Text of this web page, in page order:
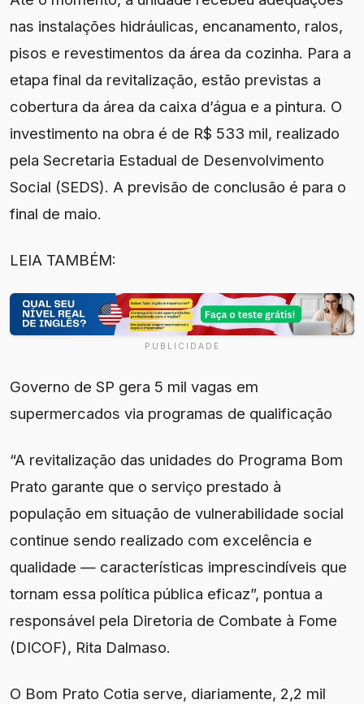
nas instalações hidráulicas, encanamento, ralos,
pisos e revestimentos da área da cozinha. Para a
etapa final da revitalização, estão previstas a
cobertura da área da caixa d’água e a pintura. O
investimento na obra é de R$ 533 mil, realizado
pela Secretaria Estadual de Desenvolvimento
Social (SEDS). A previsão de conclusão é para o
final de maio.
LEIA TAMBÉM:
PUBLICIDADE
Governo de SP gera 5 mil vagas em
supermercados via programas de qualificação
“A revitalização das unidades do Programa Bom
Prato garante que o serviço prestado à
população em situação de vulnerabilidade social
continue sendo realizado com excelência e
qualidade — características imprescindíveis que
tornam essa política pública eficaz”, pontua a
responsável pela Diretoria de Combate à Fome
(DICOF), Rita Dalmaso.
O Bom Prato Cotia serve, diariamente, 2,2 mil